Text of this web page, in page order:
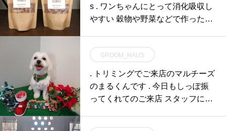
s . ワンちゃんにとって消化吸収し
やすい 穀物や野菜などで作ったお
GROOM_HAUS
. トリミングでご来店のマルチーズ
のまるくんです . 今日もしっぽ振
ってくれてのご来店 スタッフに嬉